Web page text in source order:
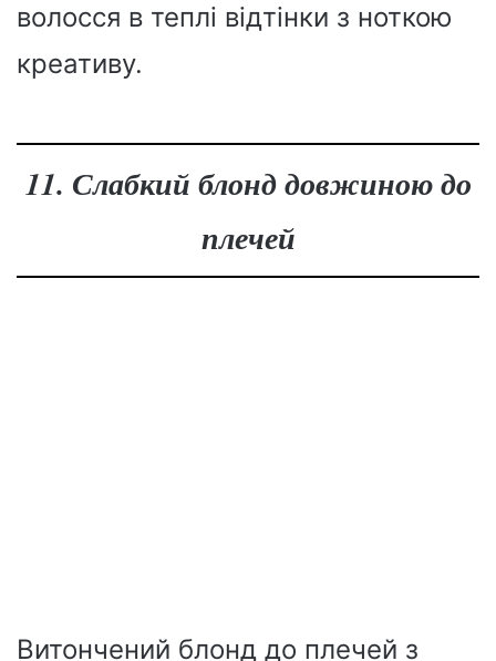
волосся в теплі відтінки з ноткою
креативу.
11. Слабкий блонд довжиною до
плечей
Витончений блонд до плечей з